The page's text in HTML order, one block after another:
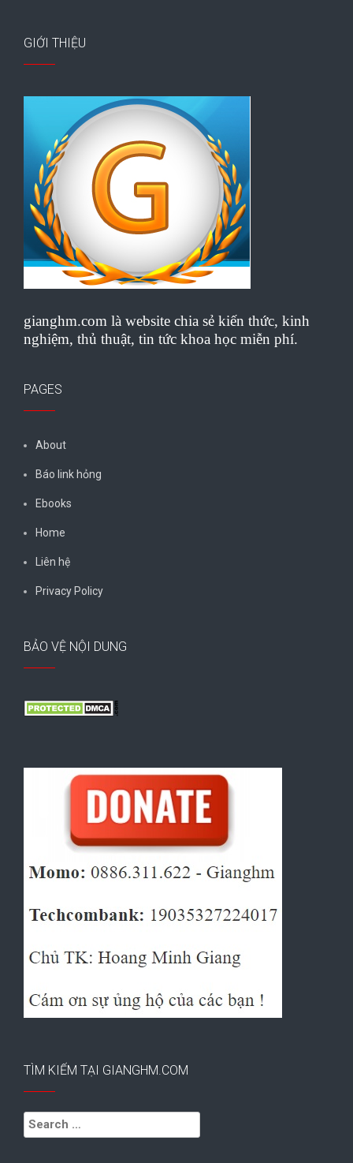
GIỚI THIỆU
gianghm.com là website chia sẻ kiến thức, kinh
nghiệm, thủ thuật, tin tức khoa học miễn phí.
PAGES
About
Báo link hỏng
Ebooks
Home
Liên hệ
Privacy Policy
BẢO VỆ NỘI DUNG
TÌM KIẾM TẠI GIANGHM.COM
Search
for: